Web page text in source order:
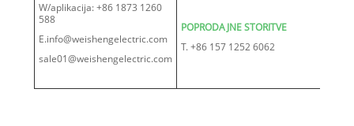
W/aplikacija: +86 1873 1260
588
E.info@weishengelectric.com
sale01@weishengelectric.com
POPRODAJNE STORITVE
T. +86 157 1252 6062